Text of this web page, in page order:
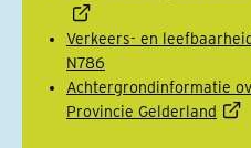
Verkeers- en
N786
Achtergrondinformatie
Provincie Gelderland